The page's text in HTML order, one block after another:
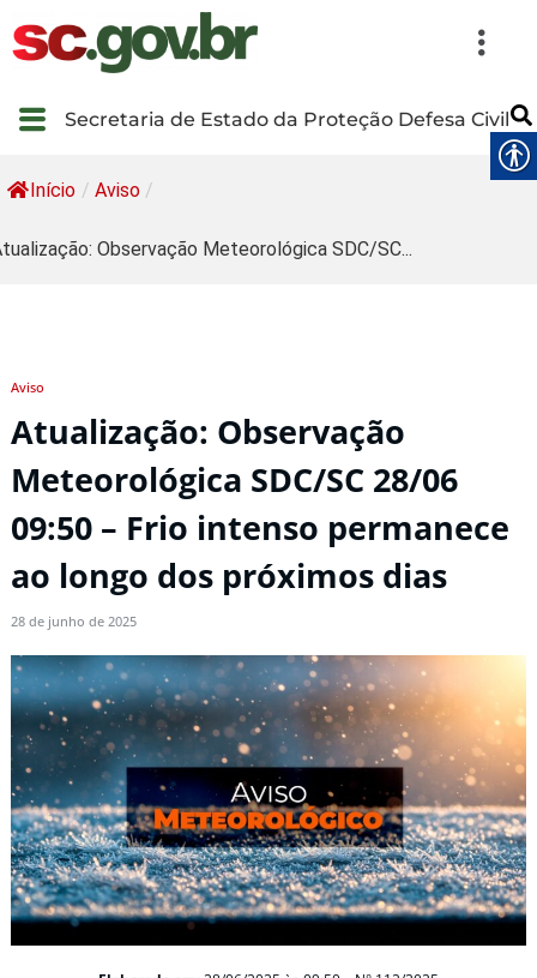
Secretaria de Estado da Proteção Defesa Civil
Início / Aviso /
Observação Meteorológica SDC/SC...
Aviso
Atualização: Observação
Meteorológica SDC/SC 28/06
09:50 – Frio intenso permanece
ao longo dos próximos dias
28 de junho de 2025